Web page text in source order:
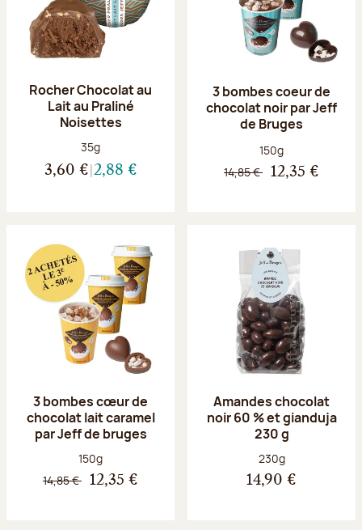
Rocher Chocolat au
Lait au Praliné
Noisettes
Poids net :
35g
3,60 € 2,88 €
3 bombes coeur de
chocolat noir par Jeff
de Bruges
Poids net :
150g
14,85 € 12,35 €
3 bombes cœur de
chocolat lait caramel
par Jeff de bruges
Poids net :
150g
14,85 € 12,35 €
Amandes chocolat
noir 60 % et gianduja
230 g
Poids net :
230g
14,90 €